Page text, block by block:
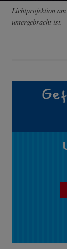
Lichtprojektion am
untergebracht ist.